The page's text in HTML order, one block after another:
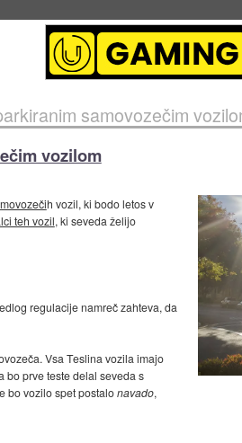
samovozečim
vozilom
h vozil, ki bodo letos v
teh vozil, ki seveda želijo
regulacije namreč zahteva, da
Vsa Teslina vozila imajo
bo prve teste delal seveda s
bo vozilo spet postalonavado,